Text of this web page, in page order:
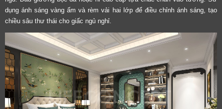
dụng ánh sáng vàng ấm và rèm vải hai lớp để điều chỉnh ánh sáng, tạo
chiều sâu thư thái cho giấc ngủ nghỉ.